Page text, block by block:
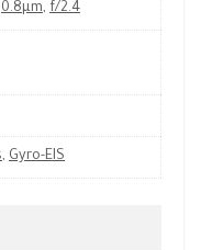
0.8µm, f/2.4
, Gyro-EIS